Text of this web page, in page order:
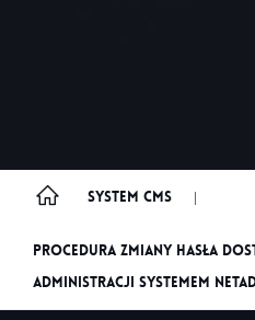
System CMS |
Procedura zmiany hasła
administracji systemem